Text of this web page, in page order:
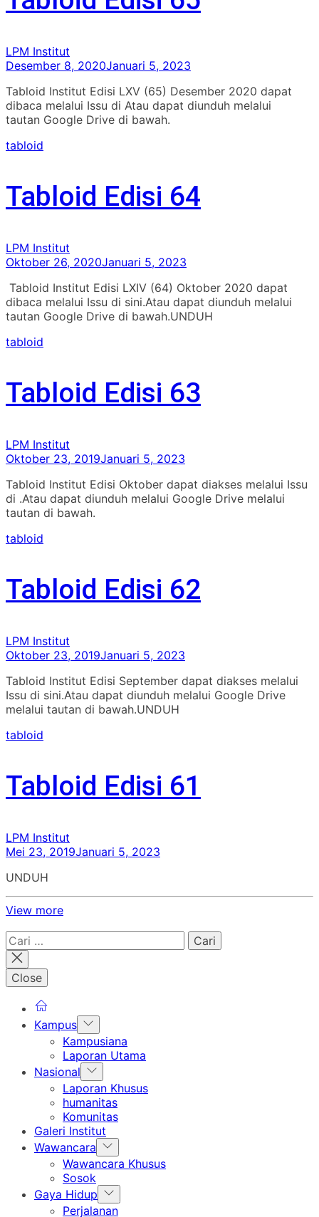
LPM Institut
Desember 8, 2020Januari 5, 2023
Tabloid Institut Edisi LXV (65) Desember 2020 dapat
dibaca melalui Issu di Atau dapat diunduh melalui
tautan Google Drive di bawah.
tabloid
Tabloid Edisi 64
LPM Institut
Oktober 26, 2020Januari 5, 2023
Tabloid Institut Edisi LXIV (64) Oktober 2020 dapat
dibaca melalui Issu di sini.Atau dapat diunduh melalui
tautan Google Drive di bawah.UNDUH
tabloid
Tabloid Edisi 63
LPM Institut
Oktober 23, 2019Januari 5, 2023
Tabloid Institut Edisi Oktober dapat diakses melalui Issu
di .Atau dapat diunduh melalui Google Drive melalui
tautan di bawah.
tabloid
Tabloid Edisi 62
LPM Institut
Oktober 23, 2019Januari 5, 2023
Tabloid Institut Edisi September dapat diakses melalui
Issu di sini.Atau dapat diunduh melalui Google Drive
melalui tautan di bawah.UNDUH
tabloid
Tabloid Edisi 61
LPM Institut
Mei 23, 2019Januari 5, 2023
UNDUH
View more
Cari
untuk:
Close
Kampus Show
sub
menu
Kampusiana
Laporan Utama
Nasional Show
sub
menu
Laporan Khusus
humanitas
Komunitas
Galeri Institut
Wawancara Show
sub
Wawancara Khusus
Sosok
Gaya Hidup Show
sub
Perjalanan